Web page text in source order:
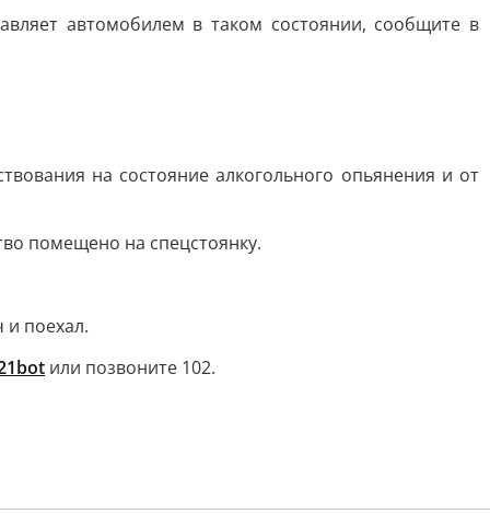
автомобилем в таком состоянии, сообщите в
на состояние алкогольного опьянения и от
помещено на спецстоянку.
и поехал.
или позвоните 102.